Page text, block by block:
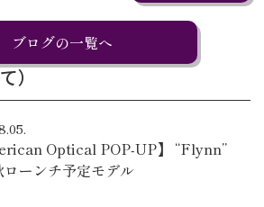
ブログの一覧へ
）
Optical POP-UP】 “Flynn”
ローンチ予定モデル